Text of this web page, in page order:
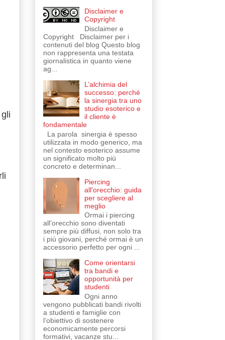
Disclaimer e
Copyright
Disclaimer e
Copyright Disclaimer per i
contenuti del blog Questo blog
non rappresenta una testata
giornalistica in quanto viene
ag...
L’alchimia del
successo: perché
la sinergia tra uno
studio esoterico e
il cliente è
fondamentale
La parola sinergia è spesso
utilizzata in modo generico, ma
nel contesto esoterico assume
un significato molto più
concreto e determinan...
Piercing
all'orecchio: guida
per scegliere al
meglio
Ormai i piercing
all’orecchio sono diventati
sempre più diffusi, non solo tra
i più giovani, perché ormai è un
accessorio perfetto per ogni ...
Come orientarsi
tra bandi e
opportunità per
studenti
Ogni anno
vengono pubblicati bandi rivolti
a studenti e famiglie con
l’obiettivo di sostenere
economicamente percorsi
formativi, vacanze stu...